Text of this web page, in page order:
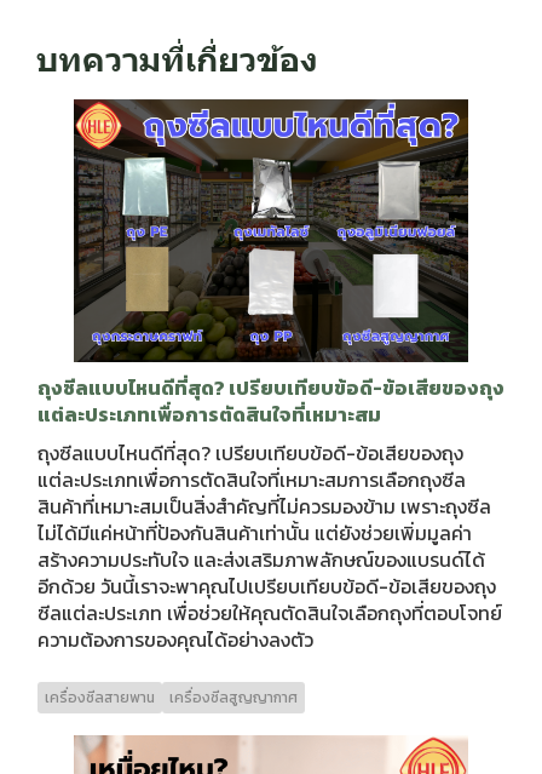
บทความที่เกี่ยวข้อง
ถุงซีลแบบไหนดีที่สุด? เปรียบเทียบข้อดี-ข้อเสียของถุง
แต่ละประเภทเพื่อการตัดสินใจที่เหมาะสม
ถุงซีลแบบไหนดีที่สุด? เปรียบเทียบข้อดี-ข้อเสียของถุง
แต่ละประเภทเพื่อการตัดสินใจที่เหมาะสมการเลือกถุงซีล
สินค้าที่เหมาะสมเป็นสิ่งสำคัญที่ไม่ควรมองข้าม เพราะถุงซีล
ไม่ได้มีแค่หน้าที่ป้องกันสินค้าเท่านั้น แต่ยังช่วยเพิ่มมูลค่า
สร้างความประทับใจ และส่งเสริมภาพลักษณ์ของแบรนด์ได้
อีกด้วย วันนี้เราจะพาคุณไปเปรียบเทียบข้อดี-ข้อเสียของถุง
ซีลแต่ละประเภท เพื่อช่วยให้คุณตัดสินใจเลือกถุงที่ตอบโจทย์
ความต้องการของคุณได้อย่างลงตัว
เครื่องซีลสายพาน เครื่องซีลสูญญากาศ